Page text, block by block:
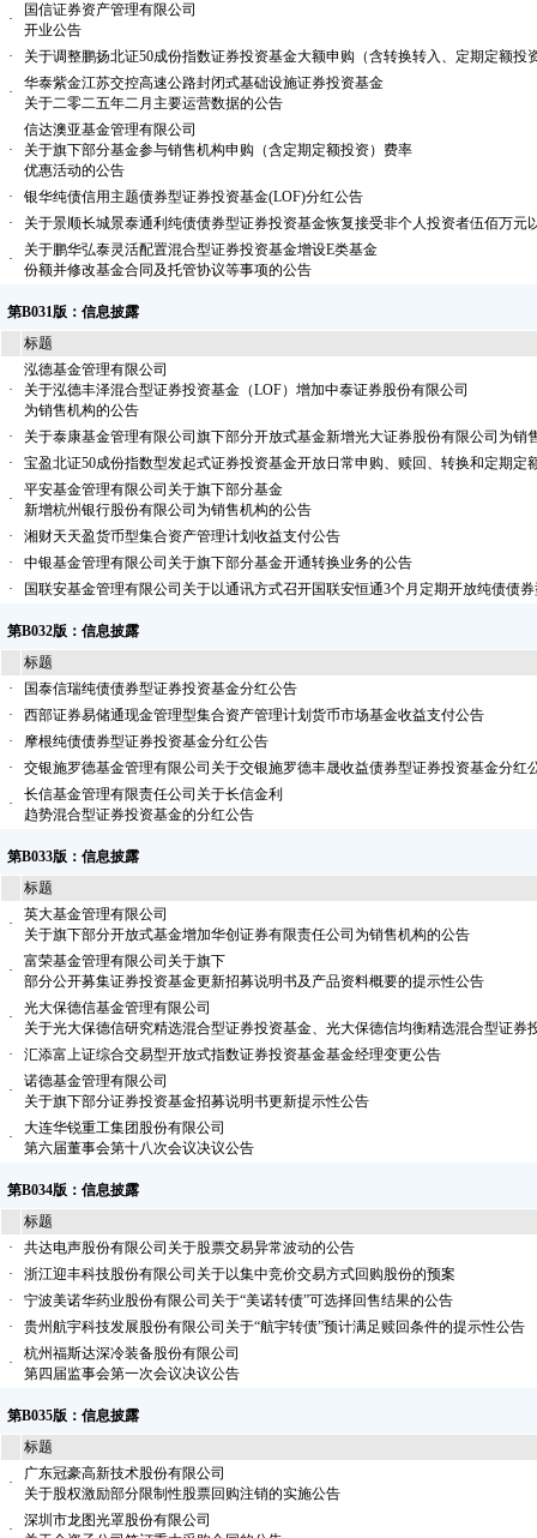
·
国信证券资产管理有限公司
开业公告
·
关于调整鹏扬北证50成份指数证券投资基金大额申购（含转换转入、定期定额投
·
华泰紫金江苏交控高速公路封闭式基础设施证券投资基金
关于二零二五年二月主要运营数据的公告
·
信达澳亚基金管理有限公司
关于旗下部分基金参与销售机构申购（含定期定额投资）费率
优惠活动的公告
·
银华纯债信用主题债券型证券投资基金(LOF)分红公告
·
关于景顺长城景泰通利纯债债券型证券投资基金恢复接受非个人投资者伍佰万元
·
关于鹏华弘泰灵活配置混合型证券投资基金增设E类基金
份额并修改基金合同及托管协议等事项的公告
第B031版：信息披露
标题
·
泓德基金管理有限公司
关于泓德丰泽混合型证券投资基金（LOF）增加中泰证券股份有限公司
为销售机构的公告
·
关于泰康基金管理有限公司旗下部分开放式基金新增光大证券股份有限公司为销
·
宝盈北证50成份指数型发起式证券投资基金开放日常申购、赎回、转换和定期定
·
平安基金管理有限公司关于旗下部分基金
新增杭州银行股份有限公司为销售机构的公告
·
湘财天天盈货币型集合资产管理计划收益支付公告
·
中银基金管理有限公司关于旗下部分基金开通转换业务的公告
·
国联安基金管理有限公司关于以通讯方式召开国联安恒通3个月定期开放纯债债
第B032版：信息披露
标题
·
国泰信瑞纯债债券型证券投资基金分红公告
·
西部证券易储通现金管理型集合资产管理计划货币市场基金收益支付公告
·
摩根纯债债券型证券投资基金分红公告
·
交银施罗德基金管理有限公司关于交银施罗德丰晟收益债券型证券投资基金分红
·
长信基金管理有限责任公司关于长信金利
趋势混合型证券投资基金的分红公告
第B033版：信息披露
标题
·
英大基金管理有限公司
关于旗下部分开放式基金增加华创证券有限责任公司为销售机构的公告
·
富荣基金管理有限公司关于旗下
部分公开募集证券投资基金更新招募说明书及产品资料概要的提示性公告
·
光大保德信基金管理有限公司
关于光大保德信研究精选混合型证券投资基金、光大保德信均衡精选混合型证
·
汇添富上证综合交易型开放式指数证券投资基金基金经理变更公告
·
诺德基金管理有限公司
关于旗下部分证券投资基金招募说明书更新提示性公告
·
大连华锐重工集团股份有限公司
第六届董事会第十八次会议决议公告
第B034版：信息披露
标题
·
共达电声股份有限公司关于股票交易异常波动的公告
·
浙江迎丰科技股份有限公司关于以集中竞价交易方式回购股份的预案
·
宁波美诺华药业股份有限公司关于“美诺转债”可选择回售结果的公告
·
贵州航宇科技发展股份有限公司关于“航宇转债”预计满足赎回条件的提示性公告
·
杭州福斯达深冷装备股份有限公司
第四届监事会第一次会议决议公告
第B035版：信息披露
标题
·
广东冠豪高新技术股份有限公司
关于股权激励部分限制性股票回购注销的实施公告
·
深圳市龙图光罩股份有限公司